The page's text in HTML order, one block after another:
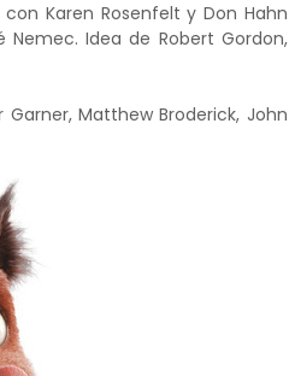
Karen Rosenfelt y Don Hahn
Idea de Robert Gordon,
Matthew Broderick, John